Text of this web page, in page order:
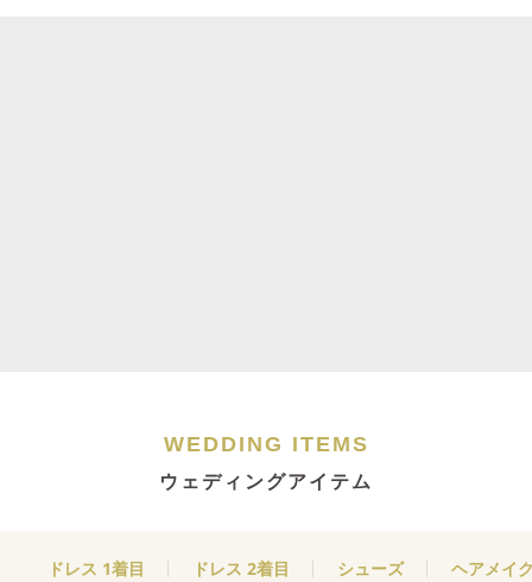
WEDDING ITEMS
ウェディングアイテム
ドレス 1着目 ドレス 2着目 シューズ ヘアメイ